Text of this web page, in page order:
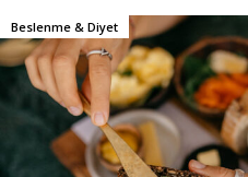
Beslenme & Diyet